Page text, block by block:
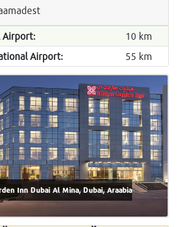
Airport:
10 km
Airport:
55 km
Inn Dubai Al Mina, Dubai, Araabia